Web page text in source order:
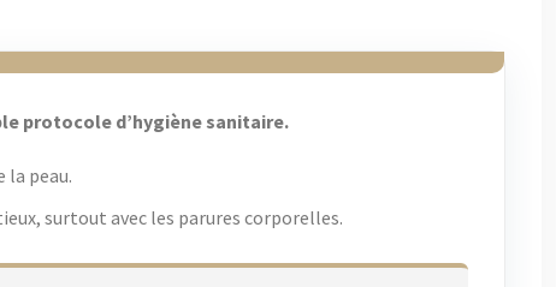
protocole d’hygiène sanitaire.
peau.
surtout avec les parures corporelles.